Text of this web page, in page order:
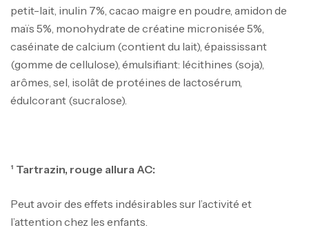
petit-lait, inulin 7%, cacao maigre en poudre, amidon de
maïs 5%, monohydrate de créatine micronisée 5%,
caséinate de calcium (contient du lait), épaississant
(gomme de cellulose), émulsifiant: lécithines (soja),
arômes, sel, isolât de protéines de lactosérum,
édulcorant (sucralose).
¹ Tartrazin, rouge allura AC:
Peut avoir des effets indésirables sur l’activité et
l’attention chez les enfants.